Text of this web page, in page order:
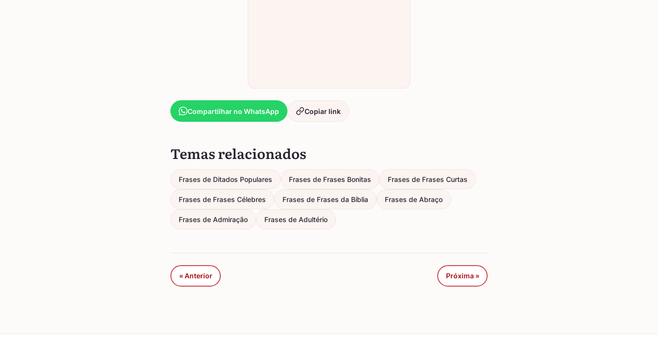
Compartilhar no WhatsApp Copiar link
Temas relacionados
Frases de Ditados Populares Frases de Frases Bonitas Frases de Frases Curtas
Frases de Frases Célebres Frases de Frases da Bíblia Frases de Abraço
Frases de Admiração Frases de Adultério
« Anterior Próxima »